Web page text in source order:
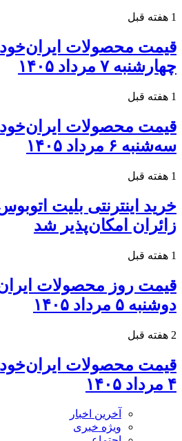
1 هفته قبل
قیمت محصولات
چهارشنبه ۷ مرداد ۱۴۰۵
1 هفته قبل
قیمت محصولات
سه‌شنبه ۶ مرداد ۱۴۰۵
1 هفته قبل
خرید اینترنتی بلیت
زائران امکان‌پذیر شد
1 هفته قبل
قیمت روز محصولات
دوشنبه ۵ مرداد ۱۴۰۵
2 هفته قبل
قیمت محصولات
۴ مرداد ۱۴۰۵
آخرین اخبار
ویژه خبری